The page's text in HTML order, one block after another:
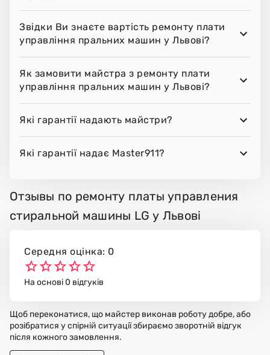
Звідки Ви знаєте вартість ремонту плати
управління пральних машин у Львові?
Як замовити майстра з ремонту плати
управління пральних машин у Львові?
Які гарантії надають майстри?
Які гарантії надає Master911?
Отзывы по ремонту платы управления
стиральной машины LG у Львові
Середня оцінка: 0
На основі 0 відгуків
Щоб переконатися, що майстер виконав роботу добре, або
розібратися у спірній ситуації збираємо зворотній відгук
після кожного замовлення.